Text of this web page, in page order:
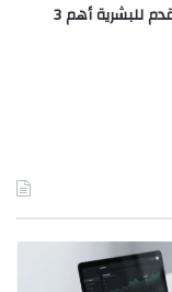
نيكولا تسلا المخترع الذي قدم للبشرية أهم 3